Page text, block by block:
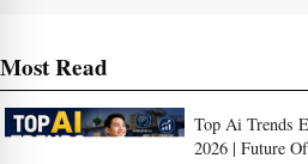
Most Read
Top Ai Trends
2026 | Future